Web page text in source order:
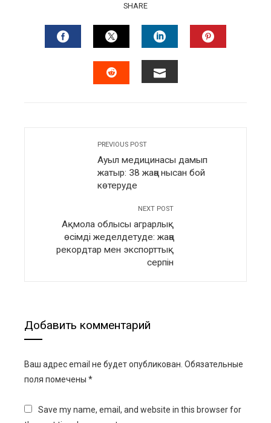
SHARE
FACEBOOKTWITTERLINKEDIN
PREVIOUS POST
Ауыл медицинасы дамып
жатыр: 38 жаңа нысан бой
көтеруде
NEXT POST
Ақмола облысы аграрлық
өсімді жеделдетуде: жаңа
рекордтар мен экспорттық
серпін
Добавить комментарий
Ваш адрес email не будет опубликован. Обязательные
поля помечены *
Save my name, email, and website in this browser for